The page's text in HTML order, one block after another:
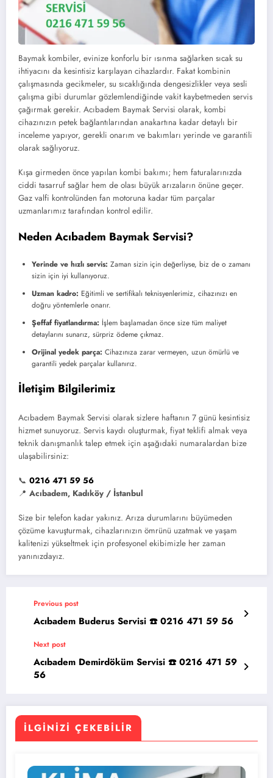
Baymak kombiler, evinize konforlu bir ısınma sağlarken sıcak su
ihtiyacını da kesintisiz karşılayan cihazlardır. Fakat kombinin
çalışmasında gecikmeler, su sıcaklığında dengesizlikler veya sesli
çalışma gibi durumlar gözlemlendiğinde vakit kaybetmeden servis
çağırmak gerekir. Acıbadem Baymak Servisi olarak, kombi
cihazınızın petek bağlantılarından anakartına kadar detaylı bir
inceleme yapıyor, gerekli onarım ve bakımları yerinde ve garantili
olarak sağlıyoruz.
Kışa girmeden önce yapılan kombi bakımı; hem faturalarınızda
ciddi tasarruf sağlar hem de olası büyük arızaların önüne geçer.
Gaz valfi kontrolünden fan motoruna kadar tüm parçalar
uzmanlarımız tarafından kontrol edilir.
Neden Acıbadem Baymak Servisi?
Yerinde ve hızlı servis: Zaman sizin için değerliyse, biz de o zamanı
sizin için iyi kullanıyoruz.
Uzman kadro: Eğitimli ve sertifikalı teknisyenlerimiz, cihazınızı en
doğru yöntemlerle onarır.
Şeffaf fiyatlandırma: İşlem başlamadan önce size tüm maliyet
detaylarını sunarız, sürpriz ödeme çıkmaz.
Orijinal yedek parça: Cihazınıza zarar vermeyen, uzun ömürlü ve
garantili yedek parçalar kullanırız.
İletişim Bilgilerimiz
Acıbadem Baymak Servisi olarak sizlere haftanın 7 günü kesintisiz
hizmet sunuyoruz. Servis kaydı oluşturmak, fiyat teklifi almak veya
teknik danışmanlık talep etmek için aşağıdaki numaralardan bize
ulaşabilirsiniz:
📞 0216 471 59 56
📍 Acıbadem, Kadıköy / İstanbul
Size bir telefon kadar yakınız. Arıza durumlarını büyümeden
çözüme kavuşturmak, cihazlarınızın ömrünü uzatmak ve yaşam
kalitenizi yükseltmek için profesyonel ekibimizle her zaman
yanınızdayız.
Previous post
Acıbadem Buderus Servisi ☎️ 0216 471 59 56
Next post
Acıbadem Demirdöküm Servisi ☎️ 0216 471 59
56
İLGINIZI ÇEKEBILIR